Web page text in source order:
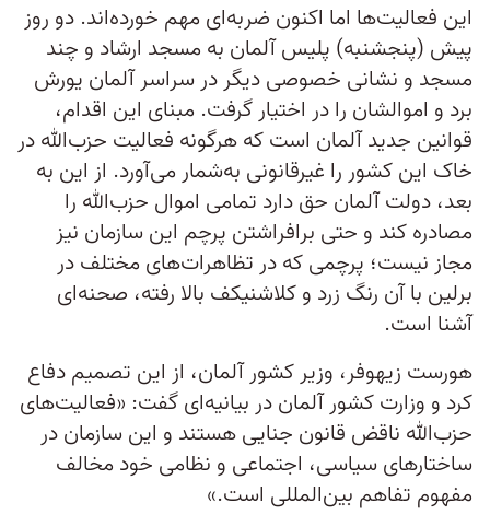
این فعالیت‌ها اما اکنون ضربه‌ای مهم خورده‌اند. دو روز
پیش (پنجشنبه) پلیس آلمان به مسجد ارشاد و چند
مسجد و نشانی خصوصی دیگر در سراسر آلمان یورش
برد و اموالشان را در اختیار گرفت. مبنای این اقدام،
قوانین جدید آلمان است که هرگونه فعالیت حزب‌الله در
خاک این کشور را غیرقانونی به‌شمار می‌آورد. از این به
بعد، دولت آلمان حق دارد تمامی اموال حزب‌الله را
مصادره کند و حتی برافراشتن پرچم این سازمان نیز
مجاز نیست؛ پرچمی که در تظاهرات‌های مختلف در
برلین با آن رنگ زرد و کلاشنیکف بالا رفته، صحنه‌ای
آشنا است.
هورست زیهوفر، وزیر کشور آلمان، از این تصمیم دفاع
کرد و‌ وزارت کشور آلمان در بیانیه‌ای گفت: «فعالیت‌های
حزب‌الله ناقض قانون جنایی هستند و این سازمان در
ساختارهای سیاسی، اجتماعی و نظامی خود مخالف
مفهوم تفاهم بین‌المللی است.»